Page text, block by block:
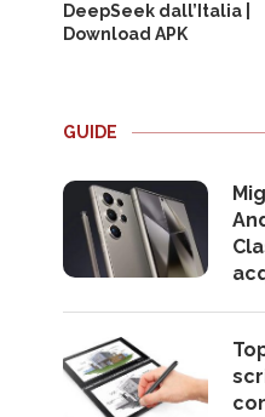
DeepSeek dall’Italia |
Download APK
GUIDE